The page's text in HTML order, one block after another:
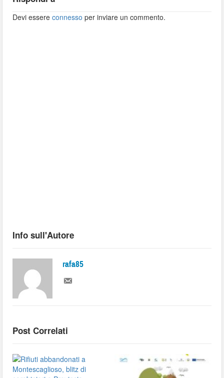
Devi essereconnesso per inviare un commento.
Info sull'Autore
rafa85
Post Correlati